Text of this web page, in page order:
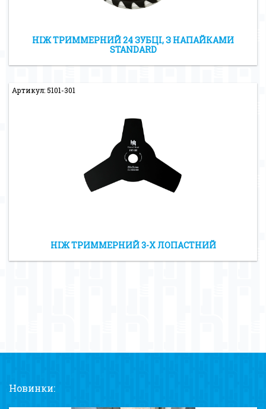
НІЖ ТРИММЕРНИЙ 24 ЗУБЦІ, З НАПАЙКАМИ
STANDARD
Артикул: 5101-301
НІЖ ТРИММЕРНИЙ 3-Х ЛОПАСТНИЙ
Новинки: